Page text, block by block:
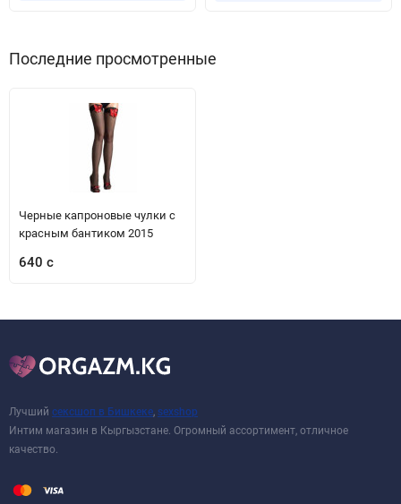
Последние просмотренные
Черные капроновые чулки с
красным бантиком 2015
640 с
Лучший сексшоп в Бишкеке, sexshop
Интим магазин в Кыргызстане. Огромный ассортимент, отличное
качество.